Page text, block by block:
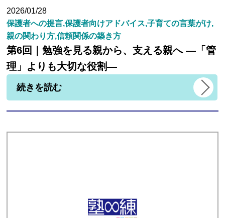
2026/01/28
保護者への提言,保護者向けアドバイス,子育ての言葉がけ,
親の関わり方,信頼関係の築き方
第6回｜勉強を見る親から、支える親へ ―「管
理」よりも大切な役割―
続きを読む